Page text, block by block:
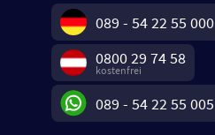
089 - 54 22 55 000
0800 29 74 58
kostenfrei
089 - 54 22 55 005